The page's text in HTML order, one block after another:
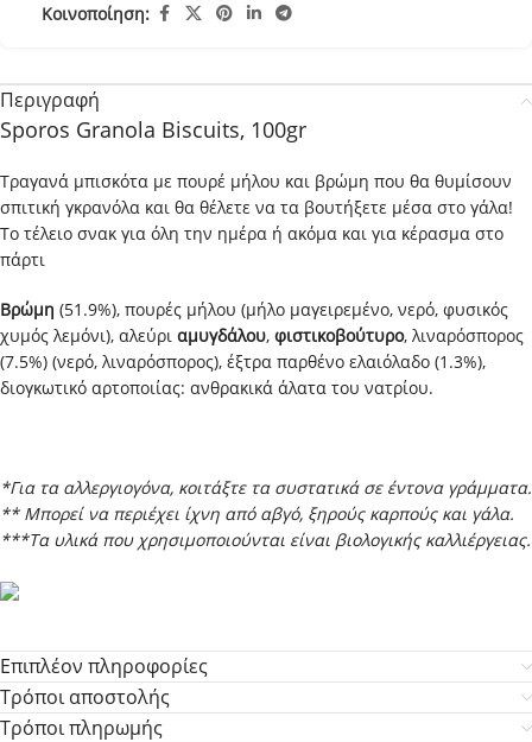
Κοινοποίηση:
Περιγραφή
Sporos Granola Biscuits, 100gr
Τραγανά μπισκότα με πουρέ μήλου και βρώμη που θα θυμίσουν
σπιτική γκρανόλα και θα θέλετε να τα βουτήξετε μέσα στο γάλα!
Το τέλειο σνακ για όλη την ημέρα ή ακόμα και για κέρασμα στο
πάρτι
Bρώμη (51.9%), πουρές μήλου (μήλο μαγειρεμένο, νερό, φυσικός
χυμός λεμόνι), αλεύρι αμυγδάλου, φιστικοβούτυρο, λιναρόσπορος
(7.5%) (νερό, λιναρόσπορος), έξτρα παρθένο ελαιόλαδο (1.3%),
διογκωτικό αρτοποιίας: ανθρακικά άλατα του νατρίου.
*Για τα αλλεργιογόνα, κοιτάξτε τα συστατικά σε έντονα γράμματα.
** Μπορεί να περιέχει ίχνη από αβγό, ξηρούς καρπούς και γάλα.
***Τα υλικά που χρησιμοποιούνται είναι βιολογικής καλλιέργειας.
Επιπλέον πληροφορίες
Τρόποι αποστολής
Τρόποι πληρωμής